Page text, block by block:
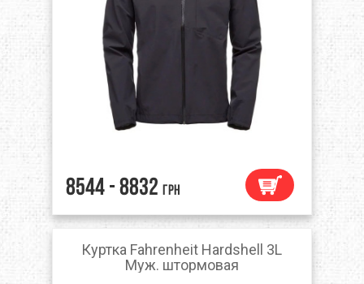
8544 - 8832 грн
Куртка Fahrenheit Hardshell 3L
Муж. штормовая